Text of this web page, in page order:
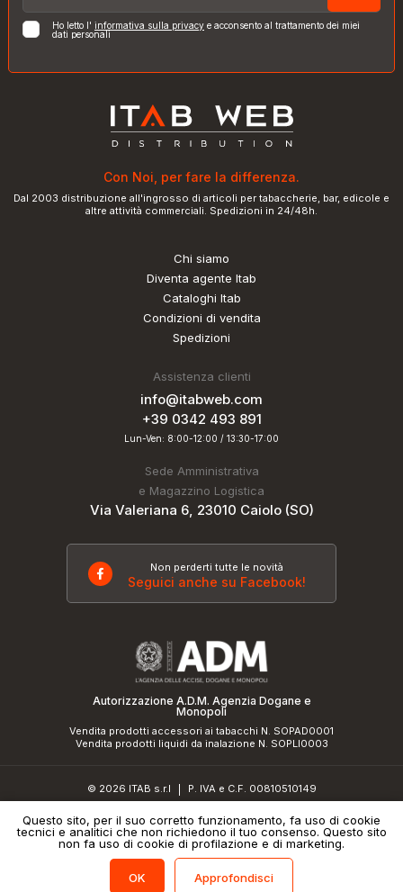
Ho letto l' informativa sulla privacy e acconsento al trattamento dei miei
dati personali
Con Noi, per fare la differenza.
Dal 2003 distribuzione all'ingrosso di articoli per tabaccherie, bar, edicole e
altre attività commerciali. Spedizioni in 24/48h.
Chi siamo
Diventa agente Itab
Cataloghi Itab
Condizioni di vendita
Spedizioni
Assistenza clienti
info@itabweb.com
+39 0342 493 891
Lun-Ven: 8:00-12:00 / 13:30-17:00
Sede Amministrativa
e Magazzino Logistica
Via Valeriana 6, 23010 Caiolo (SO)
Non perderti tutte le novità
Seguici anche su Facebook!
Autorizzazione A.D.M. Agenzia Dogane e
Monopoli
Vendita prodotti accessori ai tabacchi N. SOPAD0001
Vendita prodotti liquidi da inalazione N. SOPLI0003
© 2026 ITAB s.r.l
P. IVA e C.F. 00810510149
Informativa sulla privacy e cookie policy | Credits
Questo sito, per il suo corretto funzionamento, fa uso di cookie
tecnici e analitici che non richiedono il tuo consenso. Questo sito
non fa uso di cookie di profilazione e di marketing.
OK Approfondisci